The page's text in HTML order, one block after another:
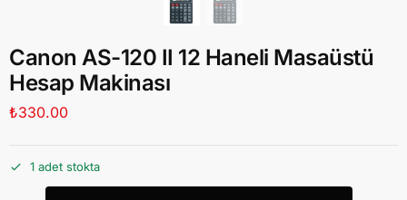
Canon AS-120 II 12 Haneli Masaüstü
Hesap Makinası
₺330.00
1 adet stokta